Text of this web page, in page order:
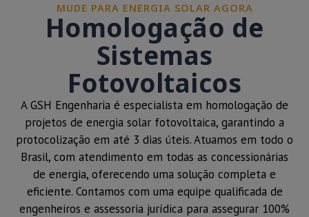
MUDE PARA ENERGIA SOLAR AGORA
Homologação de
Sistemas
Fotovoltaicos
A GSH Engenharia é especialista em homologação de
projetos de energia solar fotovoltaica, garantindo a
protocolização em até 3 dias úteis. Atuamos em todo o
Brasil, com atendimento em todas as concessionárias
de energia, oferecendo uma solução completa e
eficiente. Contamos com uma equipe qualificada de
engenheiros e assessoria jurídica para assegurar 100%